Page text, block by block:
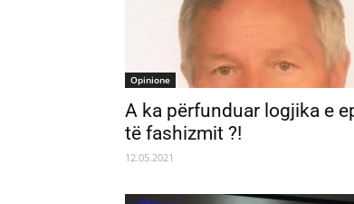
Opinione
A ka përfunduar logjika e
të fashizmit ?!
12.05.2021